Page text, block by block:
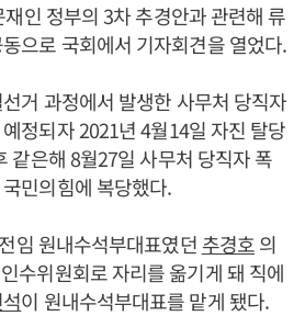
인 정부의 3차 추경안과 관련해 류
으로 국회에서 기자회견을 열었다.
거 과정에서 발생한 사무처 당직자
정되자 2021년 4월14일 자진 탈당
같은해 8월27일 사무처 당직자 폭
민의힘에 복당했다.
임 원내수석부대표였던 추경호의
수위원회로 자리를 옮기게 돼 직에
이 원내수석부대표를 맡게 됐다.